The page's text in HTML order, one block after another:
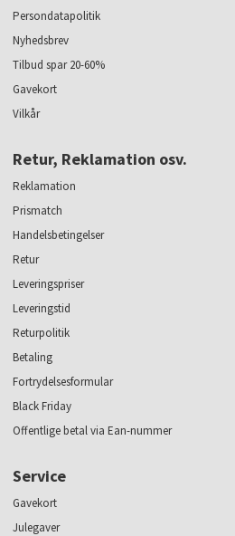
Persondatapolitik
Nyhedsbrev
Tilbud spar 20-60%
Gavekort
Vilkår
Retur, Reklamation osv.
Reklamation
Prismatch
Handelsbetingelser
Retur
Leveringspriser
Leveringstid
Returpolitik
Betaling
Fortrydelsesformular
Black Friday
Offentlige betal via Ean-nummer
Service
Gavekort
Julegaver